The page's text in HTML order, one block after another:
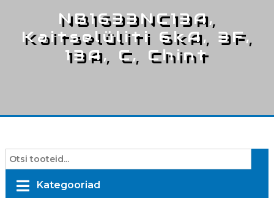
NB1633NC13A,
Kaitselüliti 6kA, 3F,
13A, C, Chint
Kategooriad